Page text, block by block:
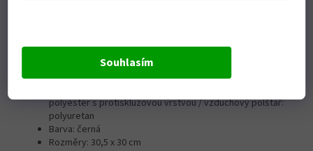
Souhlasím
polyester s protiskluzovou vrstvou/vzduchový polštář:
polyuretan
Barva: černá
Rozměry: 30,5 x 30 cm